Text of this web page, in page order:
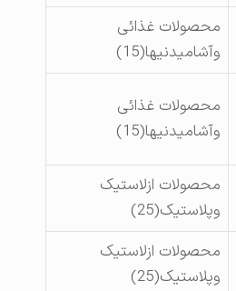
محصولات غذائی
وآشامیدنیها(15)
محصولات غذائی
وآشامیدنیها(15)
محصولات ازلاستیک
وپلاستیک(25)
محصولات ازلاستیک
وپلاستیک(25)